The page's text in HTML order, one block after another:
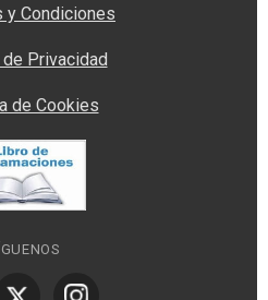
y Condiciones
Privacidad
de Cookies